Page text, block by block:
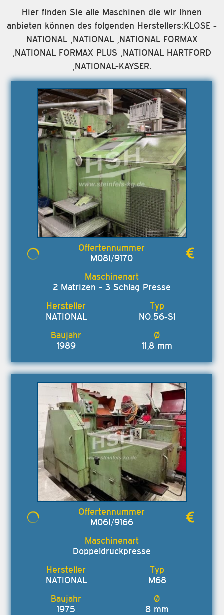
Hier finden Sie alle Maschinen die wir Ihnen
anbieten können des folgenden Herstellers:KLOSE -
NATIONAL ,NATIONAL ,NATIONAL FORMAX
,NATIONAL FORMAX PLUS ,NATIONAL HARTFORD
,NATIONAL-KAYSER.
M08I/9170
2 Matrizen - 3 Schlag Presse
NATIONAL NO.56-S1
1989 11,8 mm
M06I/9166
Doppeldruckpresse
NATIONAL M68
1975 8 mm